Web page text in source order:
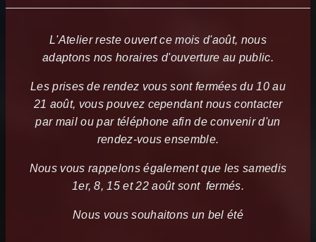
L'Atelier reste ouvert ce mois d'août, nous
adaptons nos horaires d'ouverture au public.
Les prises de rendez vous sont fermées du 10 au
21 août, vous pouvez cependant nous contacter
par mail ou par téléphone afin de convenir d'un
rendez-vous ensemble.
Nous vous rappelons également que les samedis
1er, 8, 15 et 22 août sont fermés.
Nous vous souhaitons un bel été